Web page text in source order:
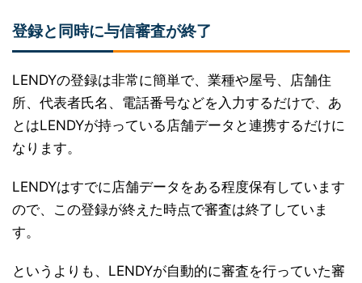
登録と同時に与信審査が終了
LENDYの登録は非常に簡単で、業種や屋号、店舗住
所、代表者氏名、電話番号などを入力するだけで、あ
とはLENDYが持っている店舗データと連携するだけに
なります。
LENDYはすでに店舗データをある程度保有しています
ので、この登録が終えた時点で審査は終了していま
す。
というよりも、LENDYが自動的に審査を行っていた審